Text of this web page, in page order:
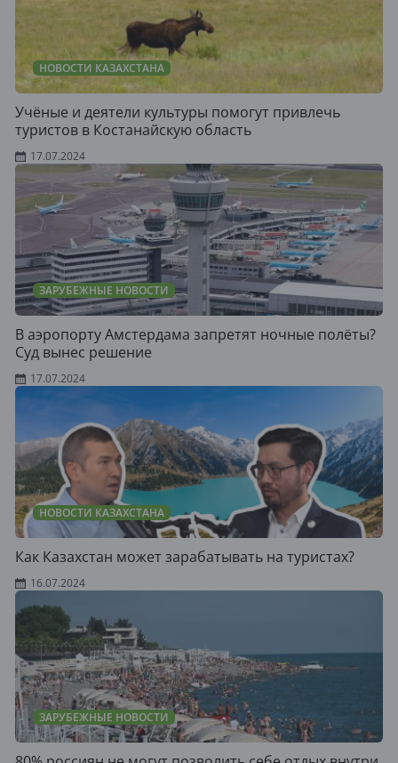
НОВОСТИ КАЗАХСТАНА
Учёные и деятели культуры помогут привлечь
туристов в Костанайскую область
17.07.2024
ЗАРУБЕЖНЫЕ НОВОСТИ
В аэропорту Амстердама запретят ночные полёты?
Суд вынес решение
17.07.2024
НОВОСТИ КАЗАХСТАНА
Как Казахстан может зарабатывать на туристах?
16.07.2024
ЗАРУБЕЖНЫЕ НОВОСТИ